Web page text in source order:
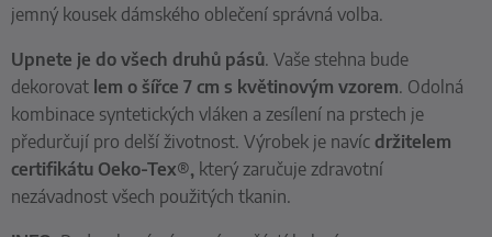
jemný kousek dámského oblečení správná volba.
Upnete je do všech druhů pásů. Vaše stehna bude
dekorovat lem o šířce 7 cm s květinovým vzorem. Odolná
kombinace syntetických vláken a zesílení na prstech je
předurčují pro delší životnost. Výrobek je navíc držitelem
certifikátu Oeko-Tex®, který zaručuje zdravotní
nezávadnost všech použitých tkanin.